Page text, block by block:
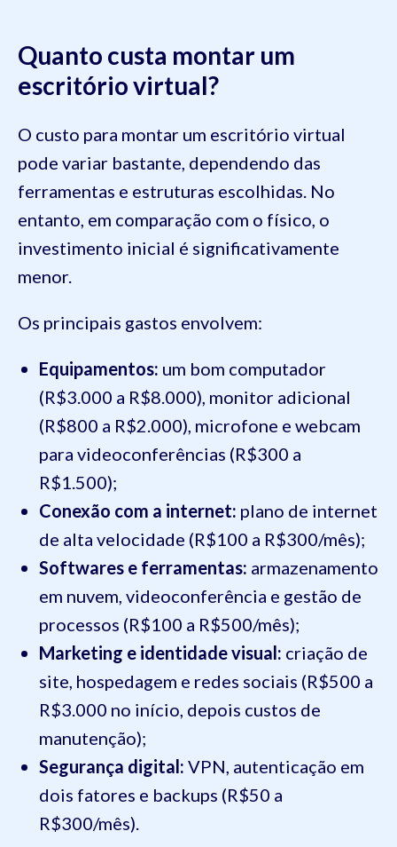
Quanto custa montar um
escritório virtual?
O custo para montar um escritório virtual
pode variar bastante, dependendo das
ferramentas e estruturas escolhidas. No
entanto, em comparação com o físico, o
investimento inicial é significativamente
menor.
Os principais gastos envolvem:
Equipamentos: um bom computador
(R$3.000 a R$8.000), monitor adicional
(R$800 a R$2.000), microfone e webcam
para videoconferências (R$300 a
R$1.500);
Conexão com a internet: plano de internet
de alta velocidade (R$100 a R$300/mês);
Softwares e ferramentas: armazenamento
em nuvem, videoconferência e gestão de
processos (R$100 a R$500/mês);
Marketing e identidade visual: criação de
site, hospedagem e redes sociais (R$500 a
R$3.000 no início, depois custos de
manutenção);
Segurança digital: VPN, autenticação em
dois fatores e backups (R$50 a
R$300/mês).